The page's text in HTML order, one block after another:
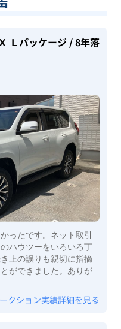
Ｌパッケージ / 8年落
ったです。ネット取引
ハウツーをいろいろ丁
上の誤りも親切に指摘
ができました。ありが
クション実績詳細を見る